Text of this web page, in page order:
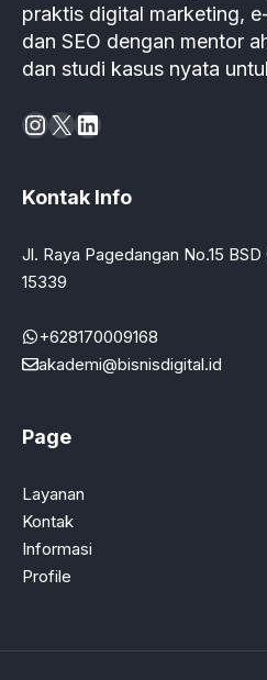
praktis digital marketing,
dan SEO dengan mentor
dan studi kasus nyata
Instagram
X LinkedIn
Kontak Info
Jl. Raya Pagedangan No.15
15339
+628170009168
akademi@bisnisdigital.id
Page
Layanan
Kontak
Informasi
Profile